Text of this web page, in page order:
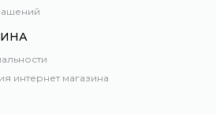
интернет магазина